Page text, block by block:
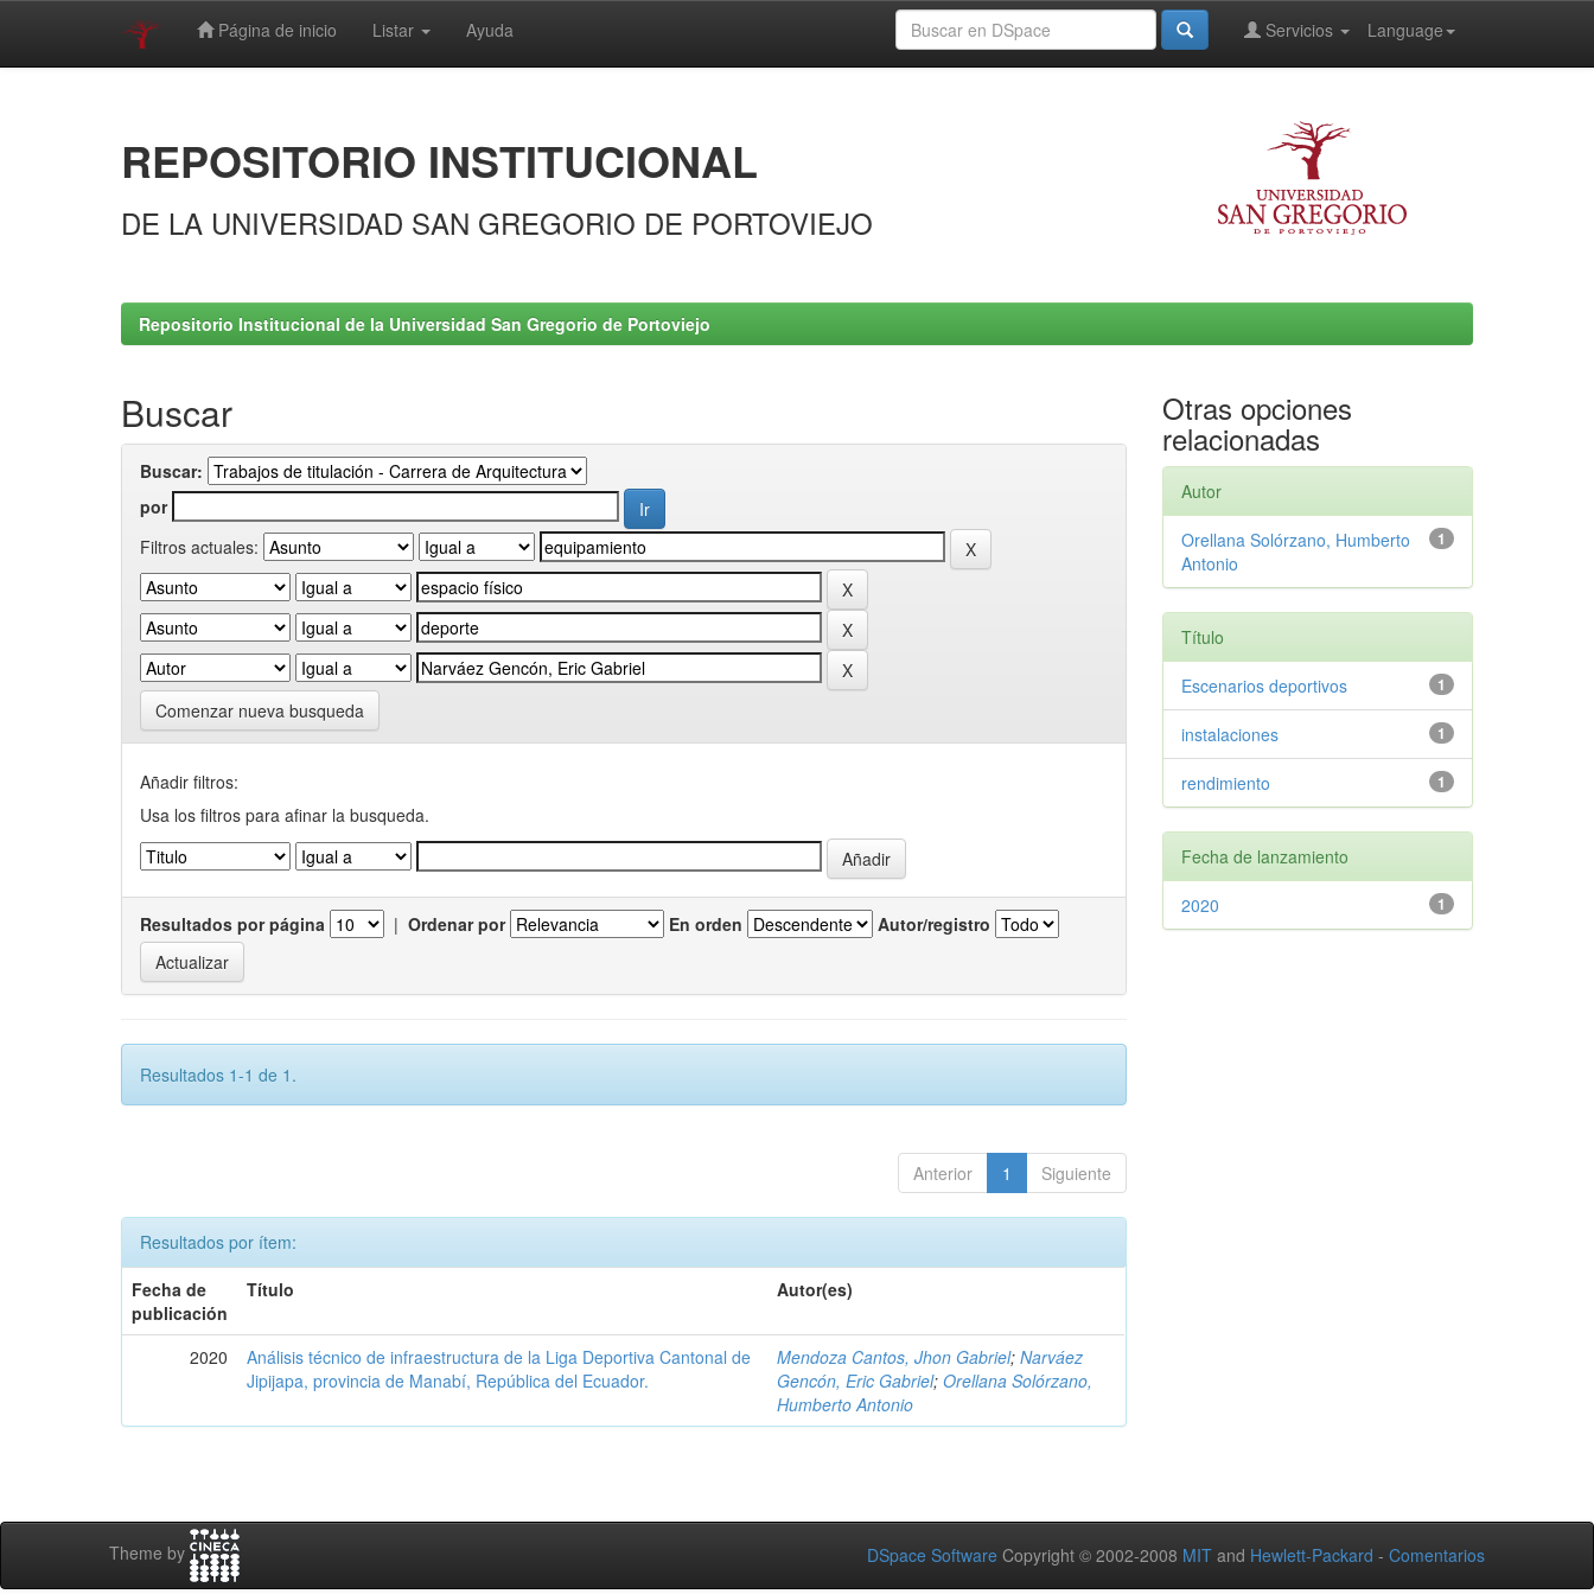
Página de inicio Listar Ayuda Language
Servicios
REPOSITORIO INSTITUCIONAL
DE LA UNIVERSIDAD SAN GREGORIO DE PORTOVIEJO
Repositorio Institucional de la Universidad San Gregorio de Portoviejo
Buscar
Buscar:
por
Filtros actuales:
Comenzar nueva busqueda
Añadir filtros:
Usa los filtros para afinar la busqueda.
Resultados por página | Ordenar por En orden Autor/registro
Resultados 1-1 de 1.
Anterior 1 Siguiente
Resultados por ítem:
Fecha de
publicación
Título Autor(es)
2020
Análisis técnico de infraestructura de la Liga Deportiva Cantonal de
Jipijapa, provincia de Manabí, República del Ecuador.
Mendoza Cantos, Jhon Gabriel;Narváez
Gencón, Eric Gabriel;Orellana Solórzano,
Humberto Antonio
Otras opciones
relacionadas
Autor
1
Orellana Solórzano, Humberto
Antonio
Título
1
Escenarios deportivos
1
instalaciones
1
rendimiento
Fecha de lanzamiento
1
2020
Theme by DSpace Software Copyright © 2002-2008 MIT and Hewlett-Packard - Comentarios